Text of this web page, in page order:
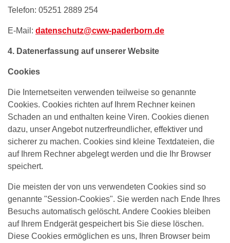
Telefon: 05251 2889 254
E-Mail: datenschutz@cww-paderborn.de
4. Datenerfassung auf unserer Website
Cookies
Die Internetseiten verwenden teilweise so genannte
Cookies. Cookies richten auf Ihrem Rechner keinen
Schaden an und enthalten keine Viren. Cookies dienen
dazu, unser Angebot nutzerfreundlicher, effektiver und
sicherer zu machen. Cookies sind kleine Textdateien, die
auf Ihrem Rechner abgelegt werden und die Ihr Browser
speichert.
Die meisten der von uns verwendeten Cookies sind so
genannte "Session-Cookies". Sie werden nach Ende Ihres
Besuchs automatisch gelöscht. Andere Cookies bleiben
auf Ihrem Endgerät gespeichert bis Sie diese löschen.
Diese Cookies ermöglichen es uns, Ihren Browser beim